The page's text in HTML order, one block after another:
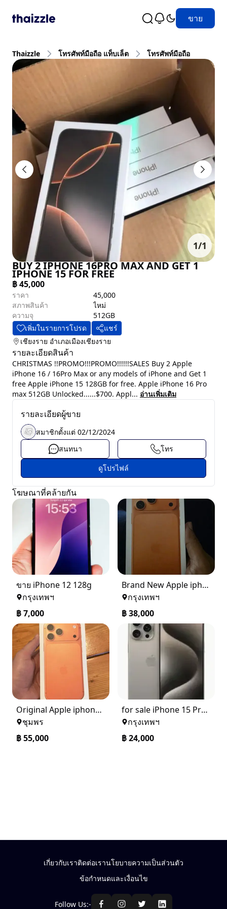
ขาย
Thaizzle โทรศัพท์มือถือ แท็บเล็ต โทรศัพท์มือถือ
1/1
BUY 2 IPHONE 16PRO MAX AND GET 1
IPHONE 15 FOR FREE
฿45,000
ราคา
45,000
สภาพสินค้า
ไหม่
ความจุ
512GB
เพิ่มในรายการโปรด
แชร์
เชียงราย อำเภอเมืองเชียงราย
รายละเอียดสินค้า
CHRISTMAS !!PROMO!!!PROMO!!!!!!SALES Buy 2 Apple
iPhone 16 / 16Pro Max or any models of iPhone and Get 1
free Apple iPhone 15 128GB for free. Apple iPhone 16 Pro
max 512GB Unlocked......$700. Appl... อ่านเพิ่มเติม
รายละเอียดผู้ขาย
สมาชิกตั้งแต่ 02/12/2024
สนทนา
โทร
ดูโปรไฟล์
โฆษณาที่คล้ายกัน
ขาย iPhone 12 128g
กรุงเทพฯ
฿7,000
Brand New Apple iphone 17Pro Max 256GB Cosmic Orange
กรุงเทพฯ
฿38,000
Original Apple iphone 17 Pro Max Unlocked+ Warranty
ชุมพร
฿55,000
for sale iPhone 15 Pro Max 256GB
กรุงเทพฯ
฿24,000
เกี่ยวกับเราติดต่อเรานโยบายความเป็นส่วนตัว
ข้อกำหนดและเงื่อนไข
Follow Us:-